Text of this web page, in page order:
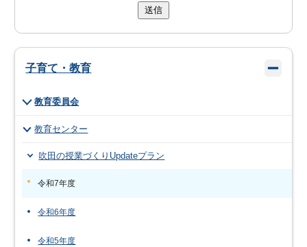
送信
子育て・教育
教育委員会
教育センター
吹田の授業づくりUpdateプラン
令和7年度
令和6年度
令和5年度